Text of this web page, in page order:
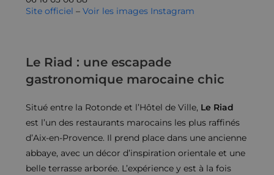
Site officiel – Voir les images Instagram
Le Riad : une escapade
gastronomique marocaine chic
Situé entre la Rotonde et l’Hôtel de Ville, Le Riad
est l’un des restaurants marocains les plus raffinés
d’Aix-en-Provence. Il prend place dans une ancienne
abbaye, avec un décor d’inspiration orientale et une
belle terrasse arborée. L’expérience y est à la fois